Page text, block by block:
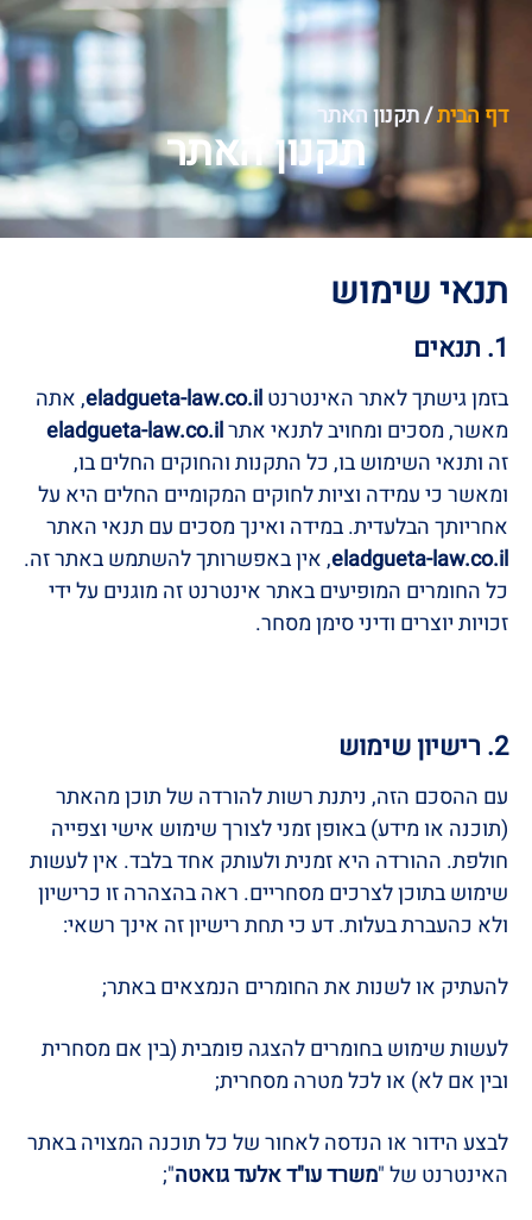
דף הבית/תקנון האתר
תקנון האתר
תנאי שימוש
1. תנאים
בזמן גישתך לאתר האינטרנטeladgueta-law.co.il, אתה
מאשר, מסכים ומחויב לתנאי אתרeladgueta-law.co.il
זה ותנאי השימוש בו, כל התקנות והחוקים החלים בו,
ומאשר כי עמידה וציות לחוקים המקומיים החלים היא על
אחריותך הבלעדית. במידה ואינך מסכים עם תנאי האתר
eladgueta-law.co.il, אין באפשרותך להשתמש באתר זה.
כל החומרים המופיעים באתר אינטרנט זה מוגנים על ידי
זכויות יוצרים ודיני סימן מסחר.
2. רישיון שימוש
עם ההסכם הזה, ניתנת רשות להורדה של תוכן מהאתר
(תוכנה או מידע) באופן זמני לצורך שימוש אישי וצפייה
חולפת. ההורדה היא זמנית ולעותק אחד בלבד. אין לעשות
שימוש בתוכן לצרכים מסחריים. ראה בהצהרה זו כרישיון
ולא כהעברת בעלות. דע כי תחת רישיון זה אינך רשאי:
להעתיק או לשנות את החומרים הנמצאים באתר;
לעשות שימוש בחומרים להצגה פומבית (בין אם מסחרית
ובין אם לא) או לכל מטרה מסחרית;
לבצע הידור או הנדסה לאחור של כל תוכנה המצויה באתר
האינטרנט של "משרד עו"ד אלעד גואטה";